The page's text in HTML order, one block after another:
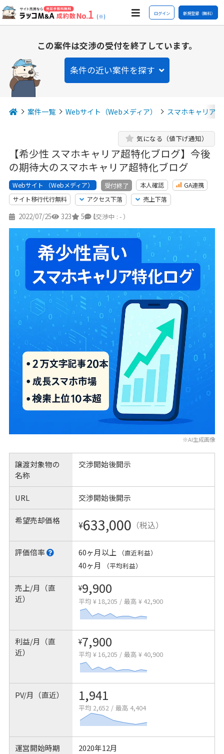
(※) ログイン 新規登録（無料）
この案件は交渉の受付を終了しています。
条件の近い案件を探す
案件一覧 Webサイト（Webメディア） スマホキャリア
【希少性 スマホキャリア超特化ブログ】今後
の期待大のスマホキャリア超特化ブログ
気になる（値下げ通知）
Webサイト （Webメディア） 受付終了 本人確認
GA連携
サイト移行代行無料
アクセス下落 売上下落
2022/07/25 323 5 1
（交渉中 : - ）
※AI生成画像
譲渡対象物の
名称
交渉開始後開示
URL 交渉開始後開示
希望売却価格 ¥633,000 （税込）
評価倍率 60ヶ月以上 （直近利益）
40ヶ月 （平均利益）
売上/月（直
近）
¥9,900
平均 ¥ 18,205 / 最高 ¥ 42,900
利益/月（直
近）
¥7,900
平均 ¥ 16,205 / 最高 ¥ 40,900
PV/月（直近） 1,941
平均 2,652 / 最高 4,404
運営開始時期 2020年12月